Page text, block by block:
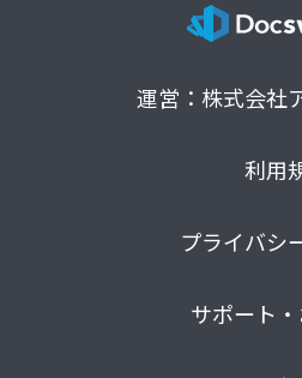
運営：株式会社
利用
プライバシ
サポート